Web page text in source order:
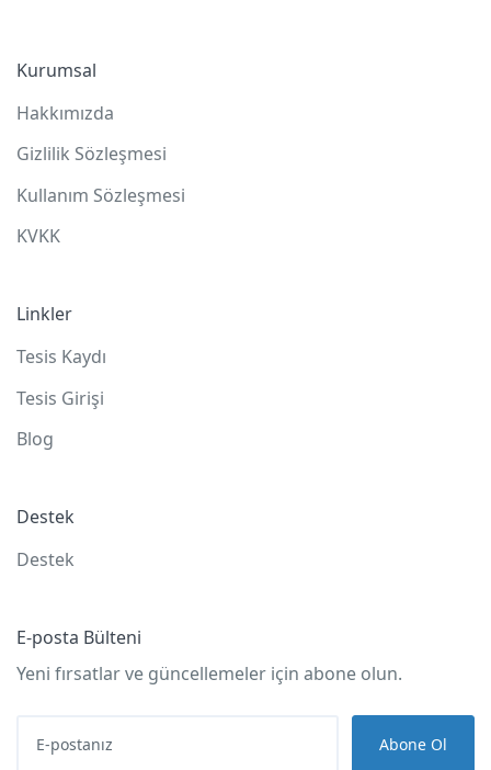
Kurumsal
Hakkımızda
Gizlilik Sözleşmesi
Kullanım Sözleşmesi
KVKK
Linkler
Tesis Kaydı
Tesis Girişi
Blog
Destek
Destek
E-posta Bülteni
Yeni fırsatlar ve güncellemeler için abone olun.
Abone Ol